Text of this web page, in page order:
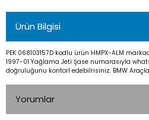
Ürün Bilgisi
PEK 068103157D kodlu ürün HMPX-ALM
1997-01 Yağlama Jeti Şase numarasıyla
doğruluğunu kontorl edebilrisiniz. BMW
Yorumlar